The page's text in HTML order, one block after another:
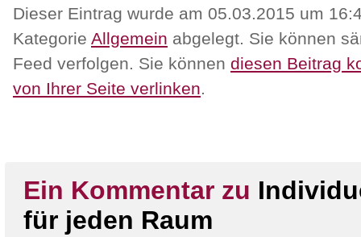
Dieser Eintrag wurde am 05.03.2015 um
Kategorie Allgemein abgelegt. Sie können
Feed verfolgen. Sie können diesen Beitrag
von Ihrer Seite verlinken.
Ein Kommentar zu
für jeden Raum